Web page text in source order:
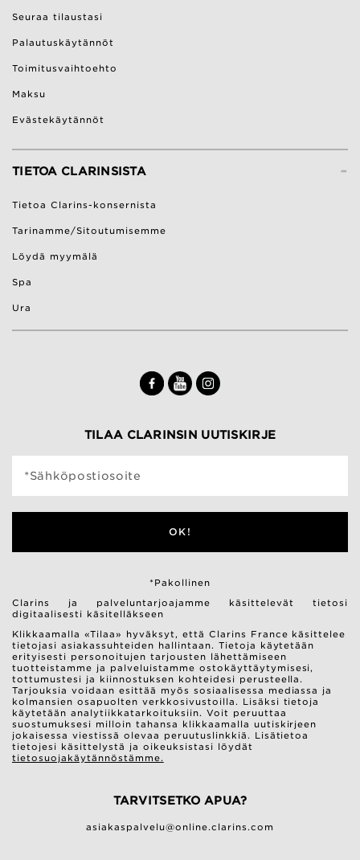
Seuraa tilaustasi
Palautuskäytännöt
Toimitusvaihtoehto
Maksu
Evästekäytännöt
-
TIETOA CLARINSISTA
Tietoa Clarins-konsernista
Tarinamme/Sitoutumisemme
Löydä myymälä
Spa
Ura
TILAA CLARINSIN UUTISKIRJE
*Sähköpostiosoite
OK!
*Pakollinen
Clarins ja palveluntarjoajamme käsittelevät tietosi
digitaalisesti käsitelläkseen
Klikkaamalla «Tilaa» hyväksyt, että Clarins France käsittelee
tietojasi asiakassuhteiden hallintaan. Tietoja käytetään
erityisesti personoitujen tarjousten lähettämiseen
tuotteistamme ja palveluistamme ostokäyttäytymisesi,
tottumustesi ja kiinnostuksen kohteidesi perusteella.
Tarjouksia voidaan esittää myös sosiaalisessa mediassa ja
kolmansien osapuolten verkkosivustoilla. Lisäksi tietoja
käytetään analytiikkatarkoituksiin. Voit peruuttaa
suostumuksesi milloin tahansa klikkaamalla uutiskirjeen
jokaisessa viestissä olevaa peruutuslinkkiä. Lisätietoa
tietojesi käsittelystä ja oikeuksistasi löydät
tietosuojakäytännöstämme.
TARVITSETKO APUA?
asiakaspalvelu@online.clarins.com